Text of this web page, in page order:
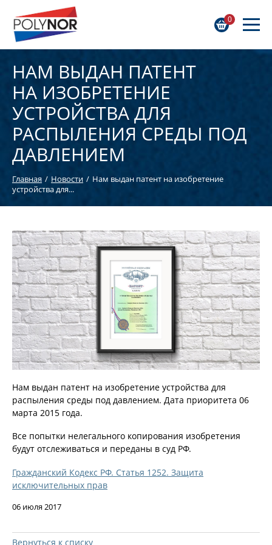
0
НАМ ВЫДАН ПАТЕНТ
НА ИЗОБРЕТЕНИЕ
УСТРОЙСТВА ДЛЯ
РАСПЫЛЕНИЯ СРЕДЫ ПОД
ДАВЛЕНИЕМ
Главная Новости
Нам выдан патент на изобретение
устройства для...
Нам выдан патент на изобретение устройства для
распыления среды под давлением. Дата приоритета 06
марта 2015 года.
Все попытки нелегального копирования изобретения
будут отслеживаться и переданы в суд РФ.
Гражданский Кодекс РФ. Статья 1252. Защита
исключительных прав
06 июля 2017
Вернуться к списку